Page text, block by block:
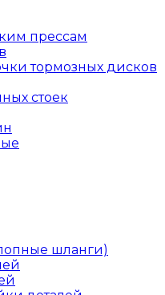
прессам
тормозных дисков
стоек
шланги)